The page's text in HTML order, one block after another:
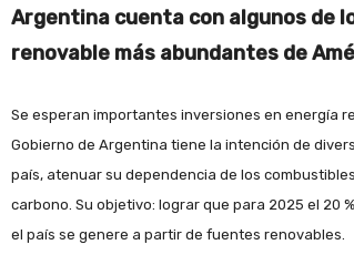
Argentina cuenta con algunos de
renovable más abundantes de
Se esperan importantes inversiones en energía
Gobierno de Argentina tiene la intención de
país, atenuar su dependencia de los
carbono. Su objetivo: lograr que para 2025 el 20
el país se genere a partir de fuentes renovables.